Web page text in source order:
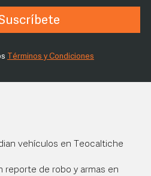
Términos y Condiciones
vehículos en Teocaltiche
reporte de robo y armas en